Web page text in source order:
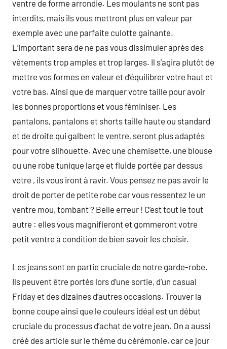
ventre de forme arrondie. Les moulants ne sont pas
interdits, mais ils vous mettront plus en valeur par
exemple avec une parfaite culotte gainante.
L’important sera de ne pas vous dissimuler après des
vêtements trop amples et trop larges. Il s’agira plutôt de
mettre vos formes en valeur et d’équilibrer votre haut et
votre bas. Ainsi que de marquer votre taille pour avoir
les bonnes proportions et vous féminiser. Les
pantalons, pantalons et shorts taille haute ou standard
et de droite qui galbent le ventre, seront plus adaptés
pour votre silhouette. Avec une chemisette, une blouse
ou une robe tunique large et fluide portée par dessus
votre , ils vous iront à ravir. Vous pensez ne pas avoir le
droit de porter de petite robe car vous ressentez le un
ventre mou, tombant ? Belle erreur ! C’est tout le tout
autre : elles vous magnifieront et gommeront votre
petit ventre à condition de bien savoir les choisir.
Les jeans sont en partie cruciale de notre garde-robe.
Ils peuvent être portés lors d’une sortie, d’un casual
Friday et des dizaines d’autres occasions. Trouver la
bonne coupe ainsi que le couleurs idéal est un début
cruciale du processus d’achat de votre jean. On a aussi
créé des article sur le thème du cérémonie, car ce jour